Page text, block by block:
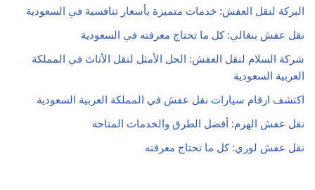
البركة لنقل العفش: خدمات متميزة بأسعار تنافسية في السعودية
نقل عفش بنغالي: كل ما تحتاج معرفته في السعودية
شركة السلام لنقل العفش: الحل الأمثل لنقل الأثاث في المملكة
العربية السعودية
اكتشف ارقام سيارات نقل عفش في المملكة العربية السعودية
نقل عفش الهرم: أفضل الطرق والخدمات المتاحة
نقل عفش لوري: كل ما تحتاج معرفته